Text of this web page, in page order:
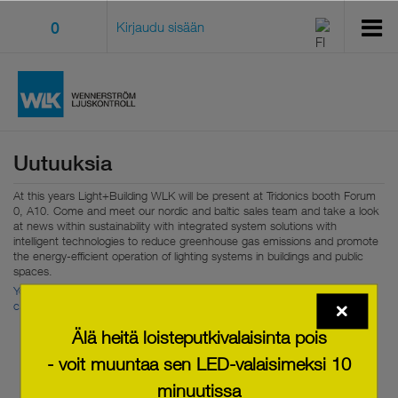
0 Kirjaudu sisään
Uutuuksia
At this years Light+Building WLK will be present at Tridonics booth Forum
0, A10. Come and meet our nordic and baltic sales team and take a look
at news within sustainability with integrated system solutions with
intelligent technologies to reduce greenhouse gas emissions and promote
the energy-efficient operation of lighting systems in buildings and public
spaces.
You can read more about Tridonic at Light+Building here, where you also
can book a booth visit
Älä heitä loisteputkivalaisinta pois
- voit muuntaa sen LED-valaisimeksi 10
minuutissa